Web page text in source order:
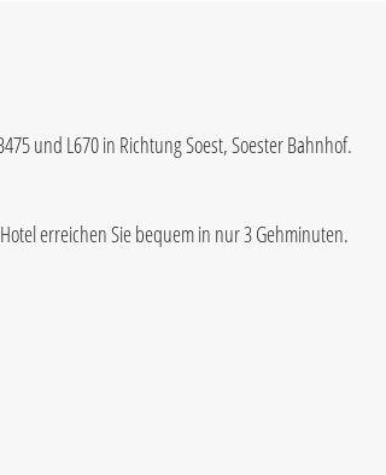
und L670 in Richtung Soest, Soester Bahnhof.
erreichen Sie bequem in nur 3 Gehminuten.